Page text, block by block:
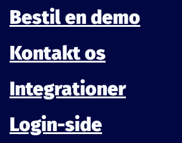
Bestil en demo
Kontakt os
Integrationer
Login-side